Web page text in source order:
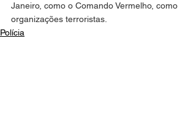
Janeiro, como o Comando Vermelho, como
organizações terroristas.
Polícia